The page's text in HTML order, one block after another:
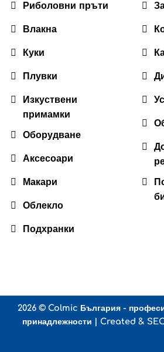
Риболовни пръти
Влакна
Куки
Плувки
Изкуствени
примамки
Оборудване
Аксесоари
Макари
Облекло
Подхранки
2026 © Colmic България -
принадлежности | Created &